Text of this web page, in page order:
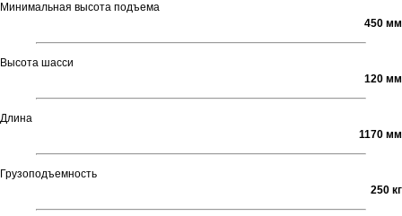
Минимальная высота подъема
450 мм
Высота шасси
120 мм
Длина
1170 мм
Грузоподъемность
250 кг